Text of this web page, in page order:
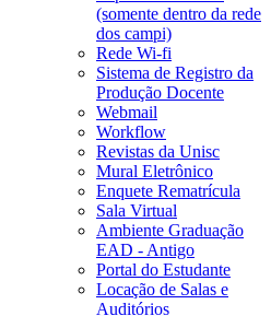
(somente dentro da rede
dos campi)
Rede Wi-fi
Sistema de Registro da
Produção Docente
Webmail
Workflow
Revistas da Unisc
Mural Eletrônico
Enquete Rematrícula
Sala Virtual
Ambiente Graduação
EAD - Antigo
Portal do Estudante
Locação de Salas e
Auditórios